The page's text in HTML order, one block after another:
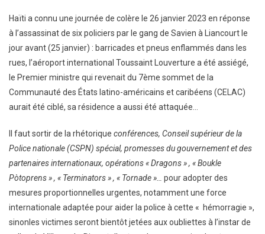
Haïti a connu une journée de colère le 26 janvier 2023 en réponse
à l’assassinat de six policiers par le gang de Savien à Liancourt le
jour avant (25 janvier) : barricades et pneus enflammés dans les
rues, l’aéroport international Toussaint Louverture a été assiégé,
le Premier ministre qui revenait du 7ème sommet de la
Communauté des États latino-américains et caribéens (CELAC)
aurait été ciblé, sa résidence a aussi été attaquée…
Il faut sortir de la rhétorique conférences, Conseil supérieur de la
Police nationale (CSPN) spécial, promesses du gouvernement et des
partenaires internationaux, opérations « Dragons » , « Boukle
Pòtoprens » , « Terminators », « Tornade »… pour adopter des
mesures proportionnelles urgentes, notamment une force
internationale adaptée pour aider la police à cette « hémorragie »,
sinonles victimes seront bientôt jetées aux oubliettes à l’instar de